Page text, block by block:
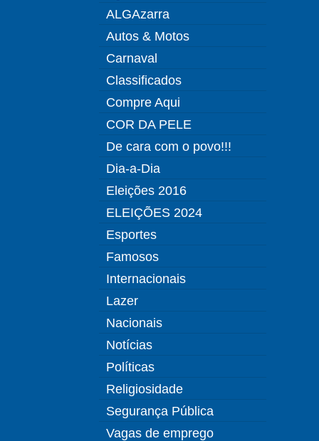
ALGAzarra
Autos & Motos
Carnaval
Classificados
Compre Aqui
COR DA PELE
De cara com o povo!!!
Dia-a-Dia
Eleições 2016
ELEIÇÕES 2024
Esportes
Famosos
Internacionais
Lazer
Nacionais
Notícias
Políticas
Religiosidade
Segurança Pública
Vagas de emprego